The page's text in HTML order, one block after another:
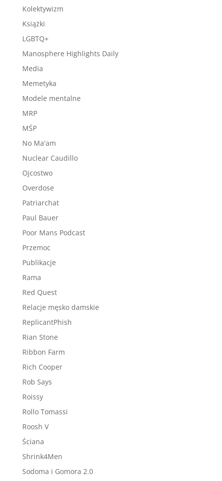
Kolektywizm
Książki
LGBTQ+
Manosphere Highlights Daily
Media
Memetyka
Modele mentalne
MRP
MŚP
No Ma'am
Nuclear Caudillo
Ojcostwo
Overdose
Patriarchat
Paul Bauer
Poor Mans Podcast
Przemoc
Publikacje
Rama
Red Quest
Relacje męsko damskie
ReplicantPhish
Rian Stone
Ribbon Farm
Rich Cooper
Rob Says
Roissy
Rollo Tomassi
Roosh V
Ściana
Shrink4Men
Sodoma i Gomora 2.0